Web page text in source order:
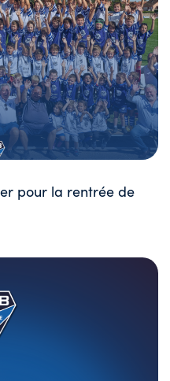
pour la rentrée de